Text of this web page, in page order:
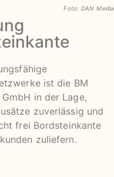
Foto: DAN Media
ist die BM
in der Lage,
zuverlässig und
frei Bordsteinkante
zuliefern.